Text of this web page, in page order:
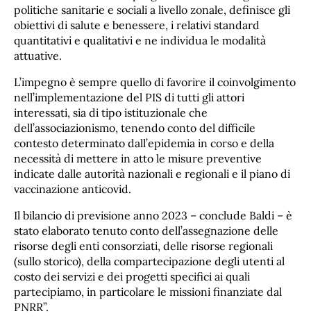
politiche sanitarie e sociali a livello zonale, definisce gli
obiettivi di salute e benessere, i relativi standard
quantitativi e qualitativi e ne individua le modalità
attuative.
L’impegno è sempre quello di favorire il coinvolgimento
nell’implementazione del PIS di tutti gli attori
interessati, sia di tipo istituzionale che
dell’associazionismo, tenendo conto del difficile
contesto determinato dall’epidemia in corso e della
necessità di mettere in atto le misure preventive
indicate dalle autorità nazionali e regionali e il piano di
vaccinazione anticovid.
Il bilancio di previsione anno 2023 – conclude Baldi – è
stato elaborato tenuto conto dell’assegnazione delle
risorse degli enti consorziati, delle risorse regionali
(sullo storico), della compartecipazione degli utenti al
costo dei servizi e dei progetti specifici ai quali
partecipiamo, in particolare le missioni finanziate dal
PNRR”.